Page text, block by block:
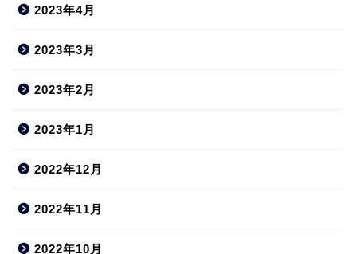
2023年4月
2023年3月
2023年2月
2023年1月
2022年12月
2022年11月
2022年10月